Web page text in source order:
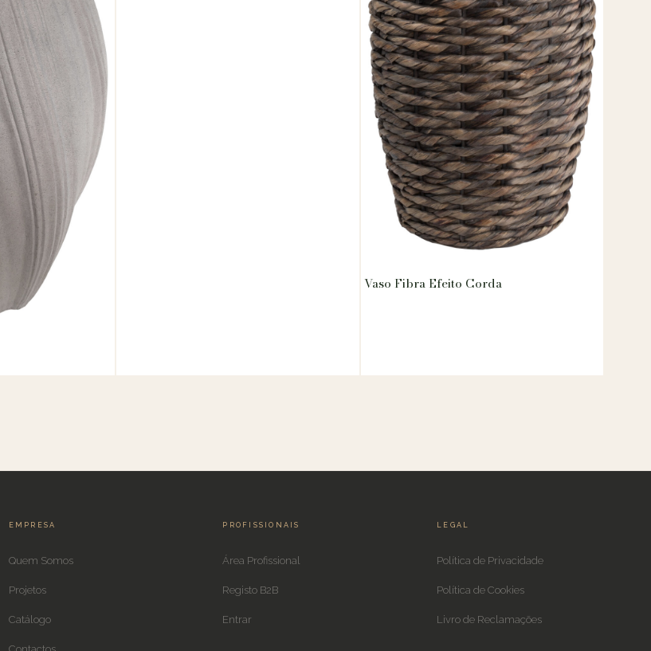
Vaso Fibra Efeito Corda
EMPRESA
Quem Somos
Projetos
Catálogo
Contactos
PROFISSIONAIS
Área Profissional
Registo B2B
Entrar
LEGAL
Política de Privacidade
Política de Cookies
Livro de Reclamações